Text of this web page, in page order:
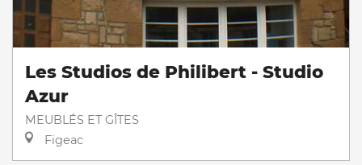
Les Studios de Philibert - Studio
Azur
MEUBLÉS ET GÎTES
Figeac